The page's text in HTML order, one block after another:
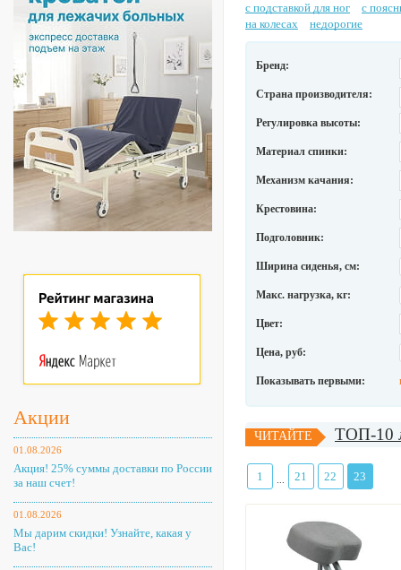
Акции
01.08.2026
Акция! 25% суммы доставки по России
за наш счет!
01.08.2026
Мы дарим скидки! Узнайте, какая у
Вас!
с подставкой для ног
с
на колесах
недорогие
Бренд:
Страна производителя:
Регулировка высоты:
Материал спинки:
Механизм качания:
Крестовина:
Подголовник:
Ширина сиденья, см:
Макс. нагрузка, кг:
Цвет:
Цена, руб:
Показывать первыми:
ЧИТАЙТЕ ТОП-10
1 21 22 23